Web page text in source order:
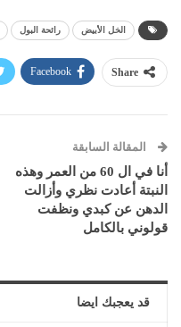
الخل الأبيض رائحة البول
Share
Facebook
المقالة السابقة
أنا في ال 60 من العمر وهذه
النبتة أعادت نظري وأزالت
الدهن عن كبدي ونظفت
قولوني بالكامل
قد يعجبك ايضا